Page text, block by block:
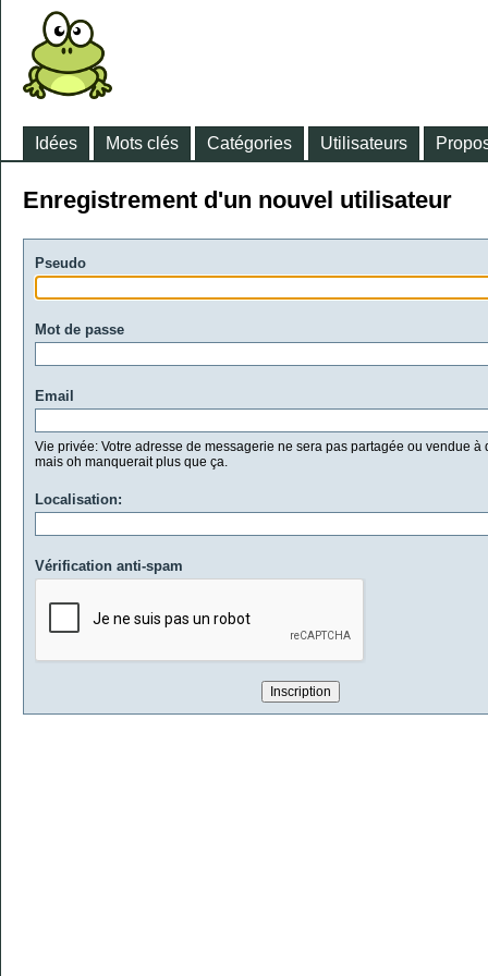
Idées Mots clés Catégories Utilisateurs
Enregistrement d'un nouvel utilisateur
Pseudo
Mot de passe
Email
Vie privée: Votre adresse de messagerie ne sera pas partagée ou vendue à
mais oh manquerait plus que ça.
Localisation:
Vérification anti-spam